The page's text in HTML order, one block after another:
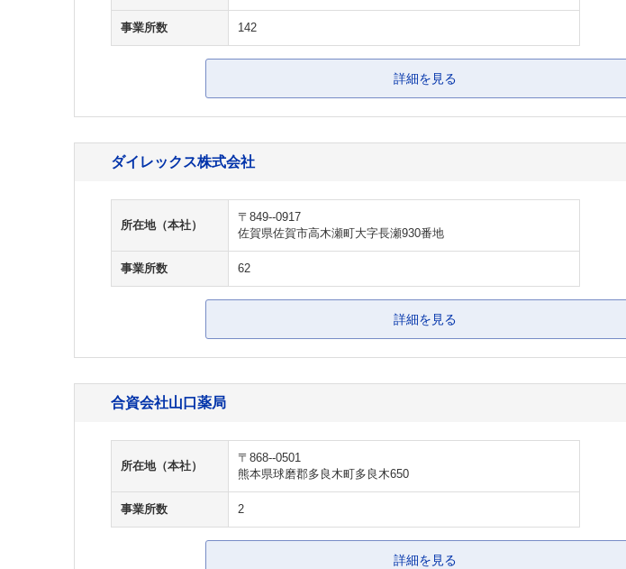
事業所数 142
詳細を見る
ダイレックス株式会社
所在地（本社）
〒849--0917
佐賀県佐賀市高木瀬町大字長瀬930番地
事業所数 62
詳細を見る
合資会社山口薬局
所在地（本社）
〒868--0501
熊本県球磨郡多良木町多良木650
事業所数 2
詳細を見る